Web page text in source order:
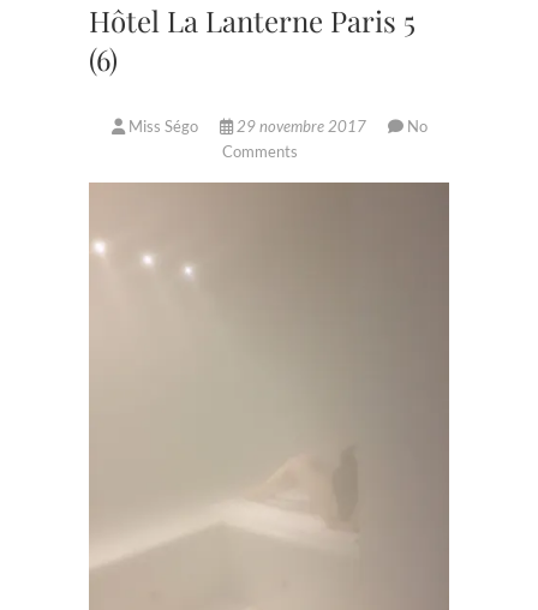
Hôtel La Lanterne Paris 5
(6)
Miss Ségo 29 novembre 2017
No
Comments